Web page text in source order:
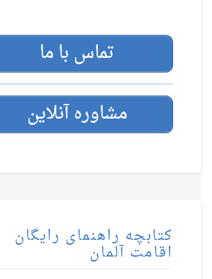
تماس با ما
مشاوره آنلاین
کتابچه راهنمای رایگان
اقامت آلمان